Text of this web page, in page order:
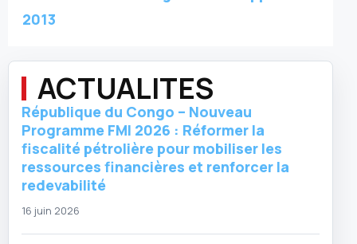
2013
ACTUALITES
République du Congo – Nouveau
Programme FMI 2026 : Réformer la
fiscalité pétrolière pour mobiliser les
ressources financières et renforcer la
redevabilité
16 juin 2026